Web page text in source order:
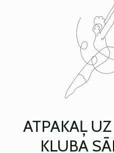
ATPAKAĻ
KLUBA